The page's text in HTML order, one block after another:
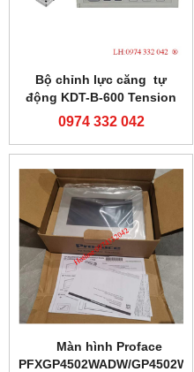
Bộ chỉnh lực căng tự
động KDT-B-600 Tension
controller-0974332042
0974 332 042
Màn hình Proface
PFXGP4502WADW/GP4502WW